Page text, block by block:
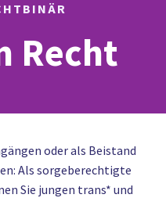
Recht
oder als Beistand
Als sorgeberechtigte
Sie jungen trans* und